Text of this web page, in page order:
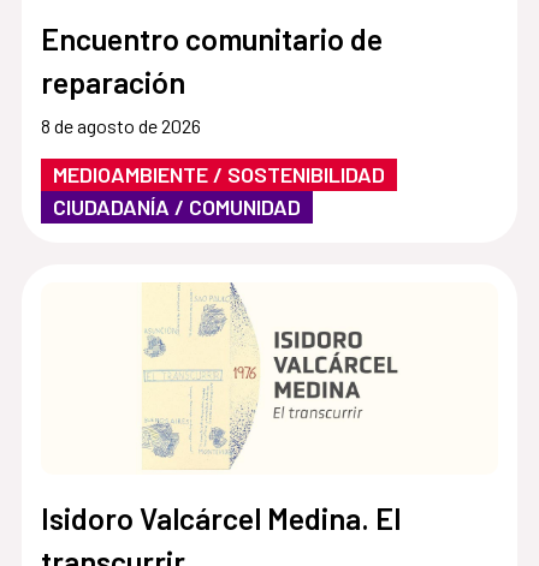
Encuentro comunitario de
reparación
8 de agosto de 2026
MEDIOAMBIENTE / SOSTENIBILIDAD
CIUDADANÍA / COMUNIDAD
Isidoro Valcárcel Medina. El